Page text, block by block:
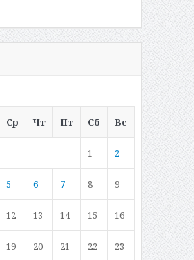
Ср Чт Пт Сб Вс
1 2
5 6 7 8 9
12 13 14 15 16
19 20 21 22 23